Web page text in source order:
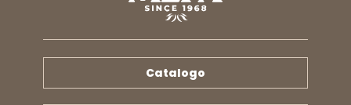
Catalogo